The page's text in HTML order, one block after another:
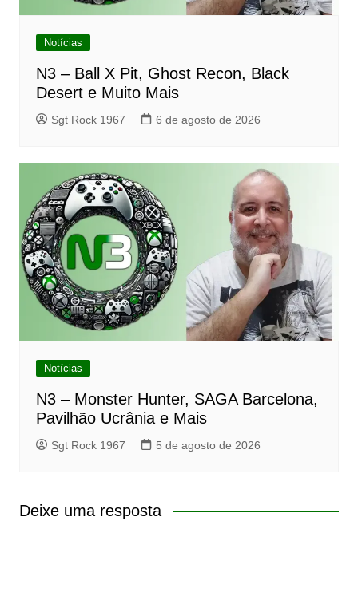
Notícias
N3 – Ball X Pit, Ghost Recon, Black
Desert e Muito Mais
Sgt Rock 1967 6 de agosto de 2026
Notícias
N3 – Monster Hunter, SAGA Barcelona,
Pavilhão Ucrânia e Mais
Sgt Rock 1967 5 de agosto de 2026
Deixe uma resposta